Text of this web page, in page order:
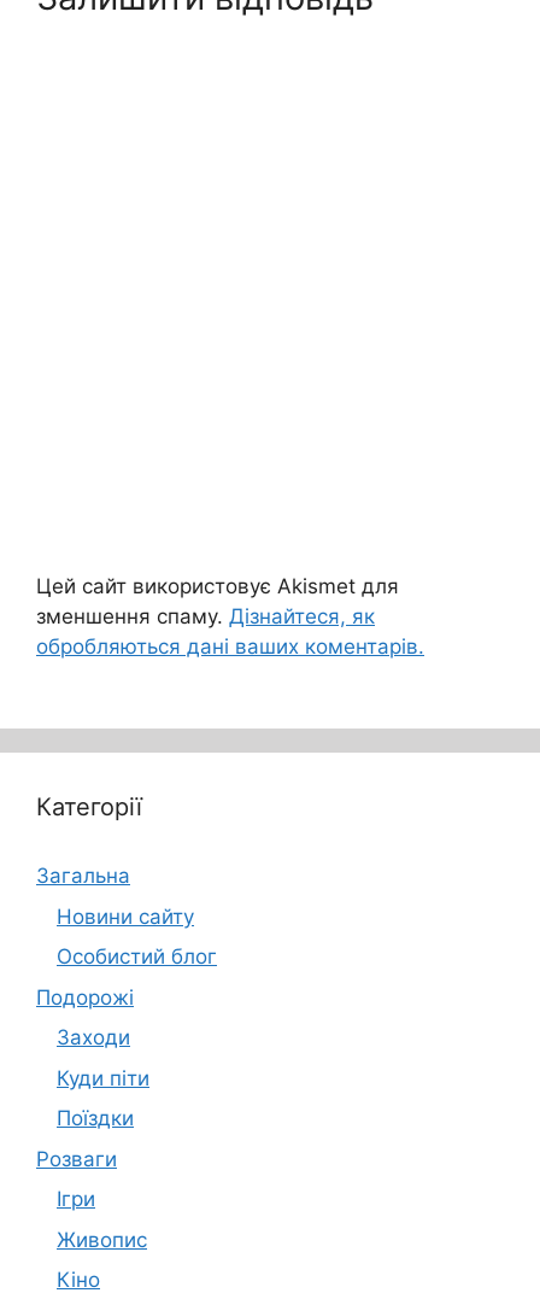
Цей сайт використовує Akismet для
зменшення спаму. Дізнайтеся, як
обробляються дані ваших коментарів.
Категорії
Загальна
Новини сайту
Особистий блог
Подорожі
Заходи
Куди піти
Поїздки
Розваги
Ігри
Живопис
Кіно